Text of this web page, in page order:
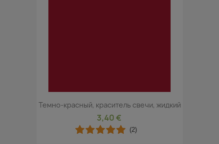
Темно-красный, краситель свечи, жидкий
3,40 €
(2)